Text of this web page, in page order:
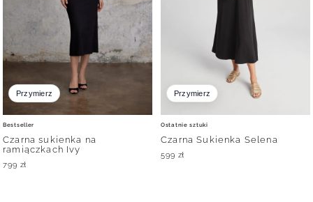
Przymierz
Czarna sukienka na
ramiączkach Ivy
799 zł
Bestseller
Przymierz
Czarna Sukienka Selena
599 zł
Ostatnie sztuki